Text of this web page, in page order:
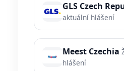
GLS Czech
aktuální hlášení
Meest Czechia
hlášení